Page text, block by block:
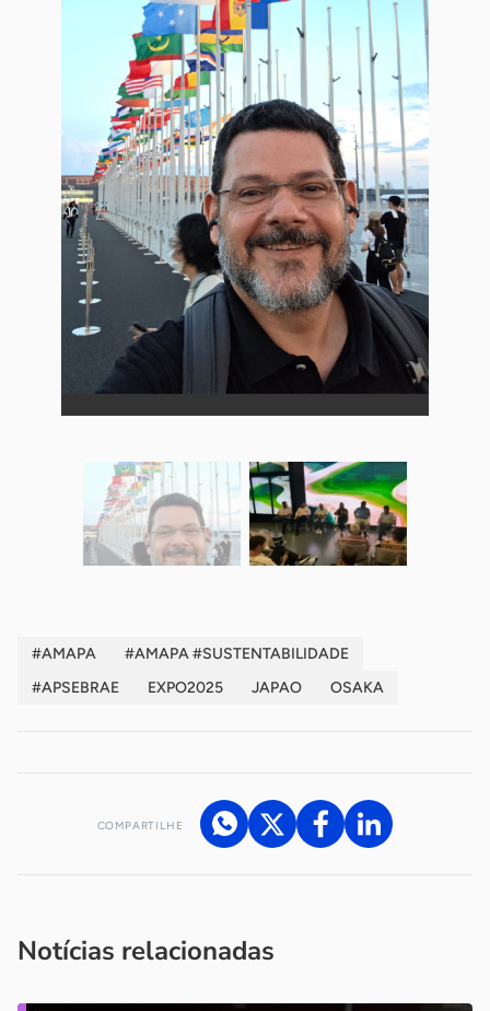
#AMAPA
#AMAPA #SUSTENTABILIDADE
#APSEBRAE
EXPO2025 JAPAO OSAKA
COMPARTILHE
Notícias relacionadas